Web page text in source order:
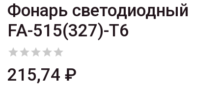
Фонарь светодиодный
FA-515(327)-T6

215,74 ₽